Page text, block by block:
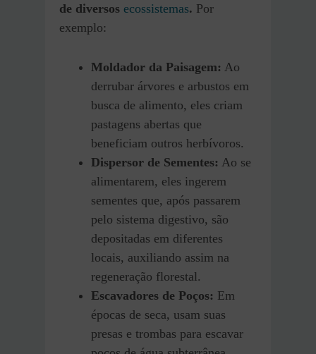
de diversos ecossistemas. Por
exemplo:
Moldador da Paisagem: Ao
derrubar árvores e arbustos em
busca de alimento, eles criam
pastagens abertas que
beneficiam outros herbívoros.
Dispersor de Sementes: Ao se
alimentarem, eles ingerem
sementes que, após passarem
pelo sistema digestivo, são
depositadas em diferentes
locais, auxiliando assim na
regeneração florestal.
Escavadores de Poços: Em
épocas de seca, usam suas
presas e trombas para escavar